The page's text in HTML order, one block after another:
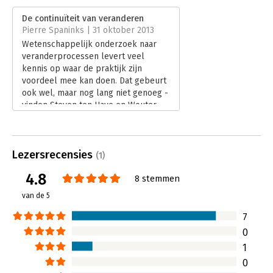
wetenschappelijk onderzoek en inzichten op het gebied van
psychologie, organisatiekunde, leiderschap, sociologie,
strategisch management en economie om veranderkracht tot
leven te brengen. De vele voorbeelden en illustraties dragen
daaraan bij.
Verschijningsdatum:
Hoofdrubriek: Verandermanagement
De continuïteit van veranderen
Pierre Spaninks | 31 oktober 2013
Wetenschappelijk onderzoek naar
veranderprocessen levert veel
kennis op waar de praktijk zijn
voordeel mee kan doen. Dat gebeurt
ook wel, maar nog lang niet genoeg -
vinden Steven ten Have en Wouter
hoger te leggen, voor zichzelf en
Lees verder
Lezersrecensies (1)
4.8
van de 5
8 stemmen
7
0
1
0